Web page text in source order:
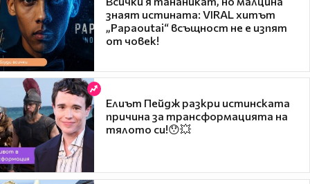
знаят истината: VIRAL хитът
„Papaoutai“ всъщност не е изпят
от човек!
Елиът Пейдж разкри истинската
причина за трансформацията на
тялото си!😯💥